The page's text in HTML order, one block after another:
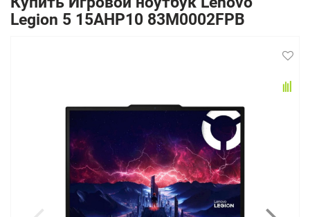
Сервисные центры
+74952666992
Legion 5 15AHP10 83M0002FPB